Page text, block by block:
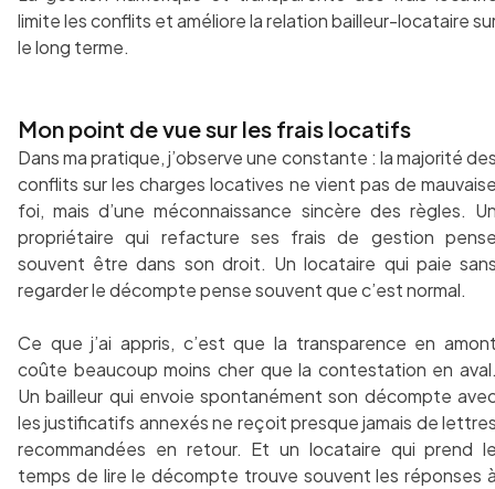
limite les conflits et améliore la relation bailleur-locataire
le long terme.
Mon point de vue sur les frais locatifs
Dans ma pratique, j’observe une constante : la majorité
conflits sur les charges locatives ne vient pas de
foi, mais d’une méconnaissance sincère des règles.
propriétaire qui refacture ses frais de gestion
souvent être dans son droit. Un locataire qui paie
regarder le décompte pense souvent que c’est normal.
Ce que j’ai appris, c’est que la transparence en
coûte beaucoup moins cher que la contestation en
Un bailleur qui envoie spontanément son décompte
les justificatifs annexés ne reçoit presque jamais de
recommandées en retour. Et un locataire qui prend
temps de lire le décompte trouve souvent les réponses